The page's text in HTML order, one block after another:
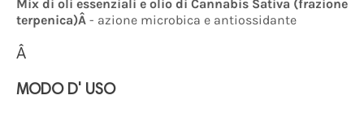
Mix di oli essenziali e olio di Cannabis Sativa (frazione
terpenica)Â - azione microbica e antiossidante
Â
MODO D' USO